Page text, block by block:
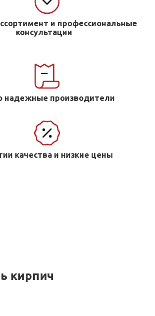
и профессиональные
консультации
надежные производители
качества и низкие цены
кирпич